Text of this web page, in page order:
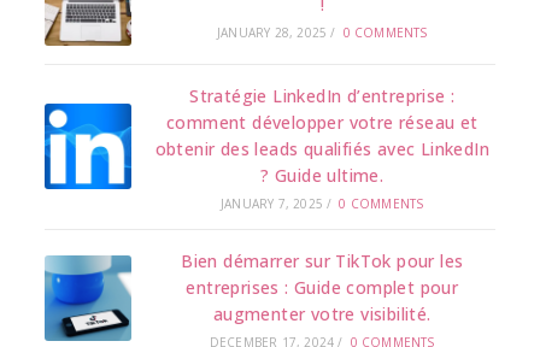
JANUARY 28, 2025 / 0 COMMENTS
Stratégie LinkedIn d’entreprise :
comment développer votre réseau et
obtenir des leads qualifiés avec LinkedIn
? Guide ultime.
JANUARY 7, 2025 / 0 COMMENTS
Bien démarrer sur TikTok pour les
entreprises : Guide complet pour
augmenter votre visibilité.
DECEMBER 17, 2024 / 0 COMMENTS